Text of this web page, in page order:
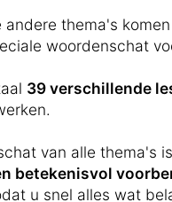
andere thema's
woordenschat
39 verschillende
van alle thema's is
betekenisvol
u snel alles wat